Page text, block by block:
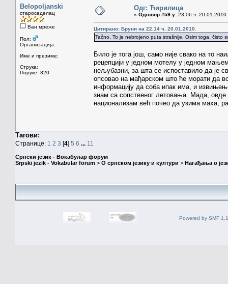
Belopoljanski
староседелац
Ван мреже
Пол:
Организација:
Име и презиме:
Струка:
Поруке: 820
Одг: Ћирилица
« Одговор #59 у: 23.06 ч.
Цитирано: Бруни на 22.14 ч. 20.01.2010.
Tačno. To je nebrojeno puta strašnije. Osim toga, čisto
Било је тога још, само није свако на то
рецепцији у једном мотелу у једном
нељубазни, за шта се испоставило да је
опсовао на мађарском што ће морати да
информацију да соба ипак има, и
знам са сопственог летовања. Мада, овде
национализам већ почео да узима маха,
Тагови:
Странице: 1 2 3 [4] 5 6 ... 11
Српски језик - Вокабулар форум
Srpski jezik - Vokabular forum > О српском језику и култури > Нагађања о
Powered by SMF